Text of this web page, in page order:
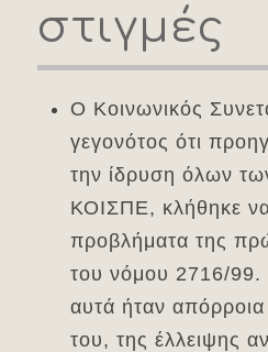
στιγμές
Ο Κοινωνικός
γεγονότος ότι
την ίδρυση όλων
ΚΟΙΣΠΕ, κλήθηκε να
προβλήματα της
του νόμου 2716/99.
αυτά ήταν απόρροια
του, της έλλειψης